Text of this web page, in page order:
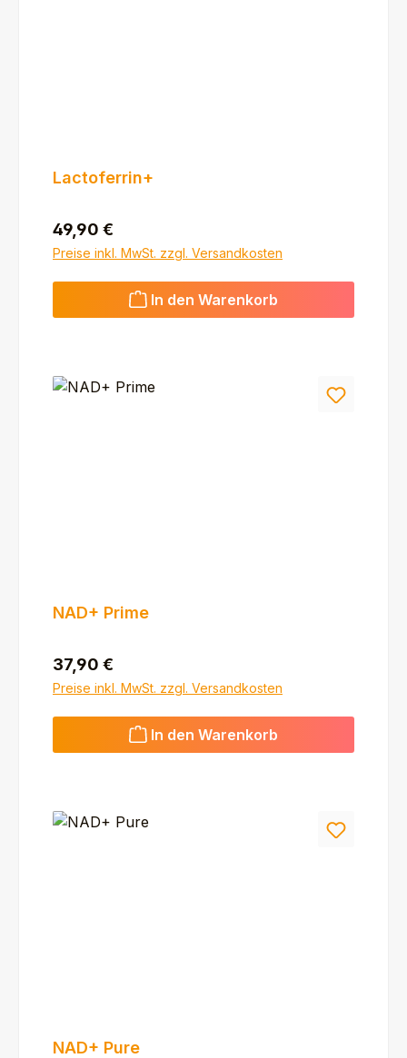
Lactoferrin+
Regulärer Preis:
49,90 €
Preise inkl. MwSt. zzgl. Versandkosten
In den Warenkorb
NAD+ Prime
Regulärer Preis:
37,90 €
Preise inkl. MwSt. zzgl. Versandkosten
In den Warenkorb
NAD+ Pure